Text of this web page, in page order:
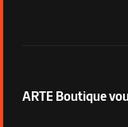
ARTE Boutique